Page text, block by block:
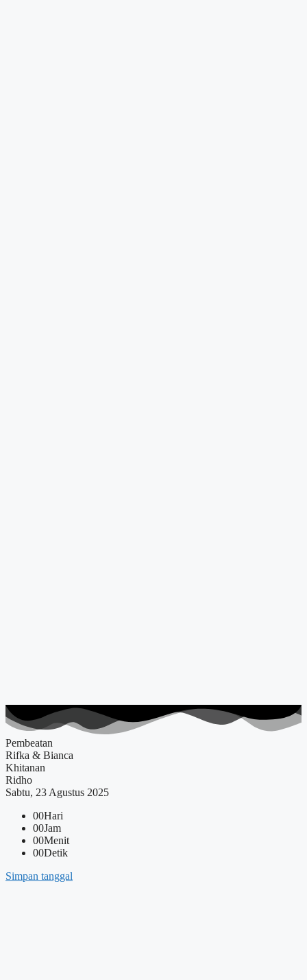
Pembeatan
Rifka & Bianca
Khitanan
Ridho
Sabtu, 23 Agustus 2025
00Hari
00Jam
00Menit
00Detik
Simpan tanggal